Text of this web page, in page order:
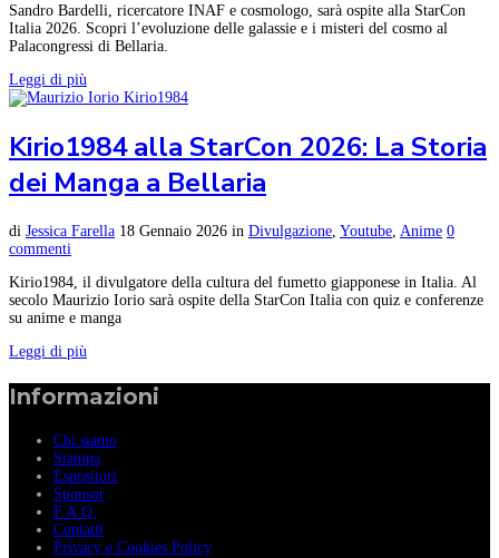
Sandro Bardelli, ricercatore INAF e cosmologo, sarà ospite alla StarCon
Italia 2026. Scopri l’evoluzione delle galassie e i misteri del cosmo al
Palacongressi di Bellaria.
Leggi di più
Kirio1984 alla StarCon 2026: La Storia
dei Manga a Bellaria
di Jessica Farella 18 Gennaio 2026 in Divulgazione, Youtube, Anime 0
commenti
Kirio1984, il divulgatore della cultura del fumetto giapponese in Italia. Al
secolo Maurizio Iorio sarà ospite della StarCon Italia con quiz e conferenze
su anime e manga
Leggi di più
Informazioni
Chi siamo
Stampa
Espositori
Sponsor
F.A.Q.
Contatti
Privacy e Cookies Policy